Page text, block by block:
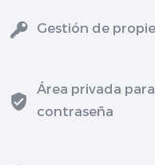
Gestión de
Área privada
contraseña